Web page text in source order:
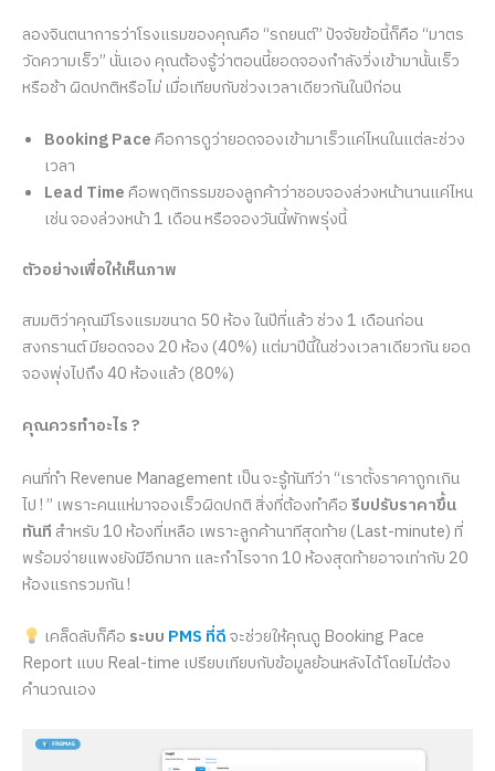
ลองจินตนาการว่าโรงแรมของคุณคือ “รถยนต์” ปัจจัยข้อนี้ก็คือ “มาตร
วัดความเร็ว” นั่นเอง คุณต้องรู้ว่าตอนนี้ยอดจองกำลังวิ่งเข้ามานั้นเร็ว
หรือช้า ผิดปกติหรือไม่ เมื่อเทียบกับช่วงเวลาเดียวกันในปีก่อน
Booking Pace คือการดูว่ายอดจองเข้ามาเร็วแค่ไหนในแต่ละช่วง
เวลา
Lead Time คือพฤติกรรมของลูกค้าว่าชอบจองล่วงหน้านานแค่ไหน
เช่น จองล่วงหน้า 1 เดือน หรือจองวันนี้พักพรุ่งนี้
ตัวอย่างเพื่อให้เห็นภาพ
สมมติว่าคุณมีโรงแรมขนาด 50 ห้อง ในปีที่แล้ว ช่วง 1 เดือนก่อน
สงกรานต์ มียอดจอง 20 ห้อง (40%) แต่มาปีนี้ในช่วงเวลาเดียวกัน ยอด
จองพุ่งไปถึง 40 ห้องแล้ว (80%)
คุณควรทำอะไร ?
คนที่ทำ Revenue Management เป็น จะรู้ทันทีว่า “เราตั้งราคาถูกเกิน
ไป ! ” เพราะคนแห่มาจองเร็วผิดปกติ สิ่งที่ต้องทำคือรีบปรับราคาขึ้น
ทันที สำหรับ 10 ห้องที่เหลือ เพราะลูกค้านาทีสุดท้าย (Last-minute) ที่
พร้อมจ่ายแพงยังมีอีกมาก และกำไรจาก 10 ห้องสุดท้ายอาจเท่ากับ 20
ห้องแรกรวมกัน !
เคล็ดลับก็คือ ระบบ PMS ที่ดีจะช่วยให้คุณดู Booking Pace
Report แบบ Real-time เปรียบเทียบกับข้อมูลย้อนหลังได้โดยไม่ต้อง
คำนวณเอง